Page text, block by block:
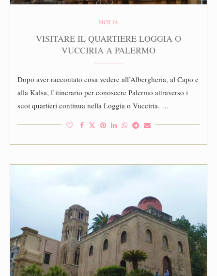
SICILIA
VISITARE IL QUARTIERE LOGGIA O
VUCCIRIA A PALERMO
Dopo aver raccontato cosa vedere all’Albergheria, al Capo e
alla Kalsa, l’itinerario per conoscere Palermo attraverso i
suoi quartieri continua nella Loggia o Vucciria. …